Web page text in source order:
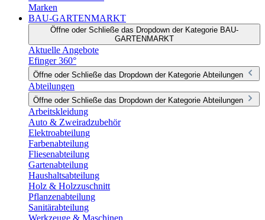
Marken
BAU-GARTENMARKT
Öffne oder Schließe das Dropdown der Kategorie BAU-
GARTENMARKT
Aktuelle Angebote
Efinger 360°
Öffne oder Schließe das Dropdown der Kategorie Abteilungen
Abteilungen
Öffne oder Schließe das Dropdown der Kategorie Abteilungen
Arbeitskleidung
Auto & Zweiradzubehör
Elektroabteilung
Farbenabteilung
Fliesenabteilung
Gartenabteilung
Haushaltsabteilung
Holz & Holzzuschnitt
Pflanzenabteilung
Sanitärabteilung
Werkzeuge & Maschinen